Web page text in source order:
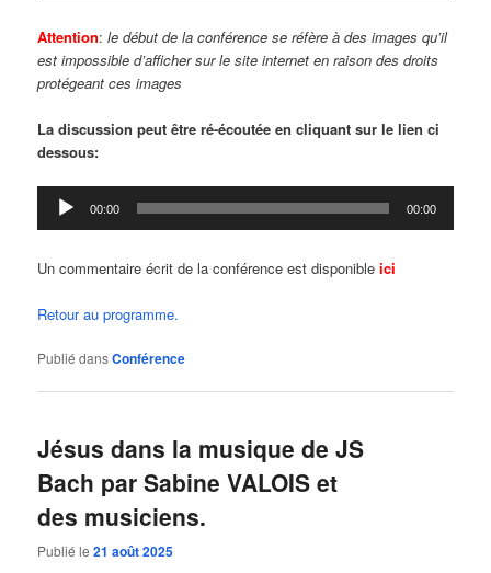
Attention: le début de la conférence se réfère à des images qu’il
est impossible d’afficher sur le site internet en raison des droits
protégeant ces images
La discussion peut être ré-écoutée en cliquant sur le lien ci
dessous:
Lecteur
audio
00:00 00:00
Un commentaire écrit de la conférence est disponibleici
Retour au programme.
Publié dansConférence
Jésus dans la musique de JS
Bach par Sabine VALOIS et
des musiciens.
Publié le21 août 2025